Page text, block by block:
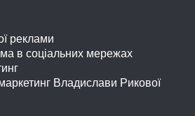
реклами
в соціальних мережах
Владислави Рикової